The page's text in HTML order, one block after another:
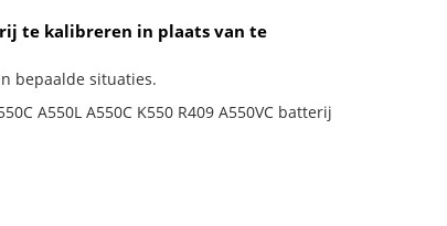
te kalibreren in plaats van te
bepaalde situaties.
A550L A550C K550 R409 A550VC batterij